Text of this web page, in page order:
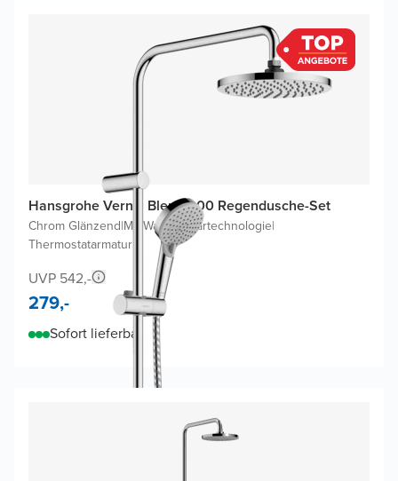
Hansgrohe Vernis Blend 200 Regendusche-Set
Chrom Glänzend|Mit Wasserspartechnologie|
Thermostatarmatur
UVP 542,-
279,-
Sofort lieferbar